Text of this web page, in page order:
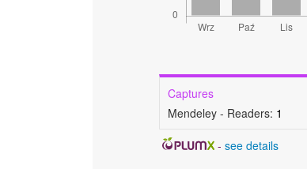
Captures
Mendeley - Readers: 1
- see details